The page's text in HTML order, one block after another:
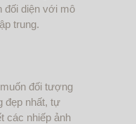
đối diện với mô
trung.
đối tượng
đẹp nhất, tự
các nhiếp ảnh